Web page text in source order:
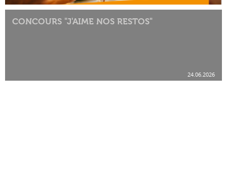
CONCOURS "J'AIME NOS RESTOS"
24.06.2026